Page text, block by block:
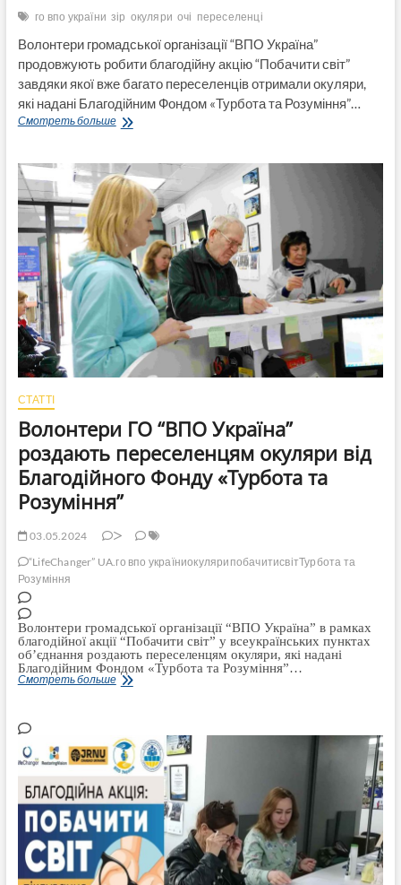
го впо україни зір окуляри очі переселенці
Волонтери громадської організації “ВПО Україна”
продовжують робити благодійну акцію “Побачити світ”
завдяки якої вже багато переселенців отримали окуляри,
які надані Благодійним Фондом «Турбота та Розуміння”…
Смотреть больше“Побачити
благодійна
акція
від
ГО
“ВПО
Україна”
і
БФ
«Турбота
Розуміння”
СТАТТІ
Волонтери ГО “ВПО Україна”
роздають переселенцям окуляри від
Благодійного Фонду «Турбота та
Розуміння”
03.05.2024 >
“LifeChanger” UA.го впо україниокуляри побачитисвітТурбота та
Розуміння
Волонтери громадської організації “ВПО Україна” в рамках
благодійної акції “Побачити світ” у всеукраїнських пунктах
об’єднання роздають переселенцям окуляри, які надані
Благодійним Фондом «Турбота та Розуміння”…
Смотреть большеВолонтери
ГО
переселенцям
окуляри
від
Благодійного
Фонду
«Турбота
та
Розуміння”